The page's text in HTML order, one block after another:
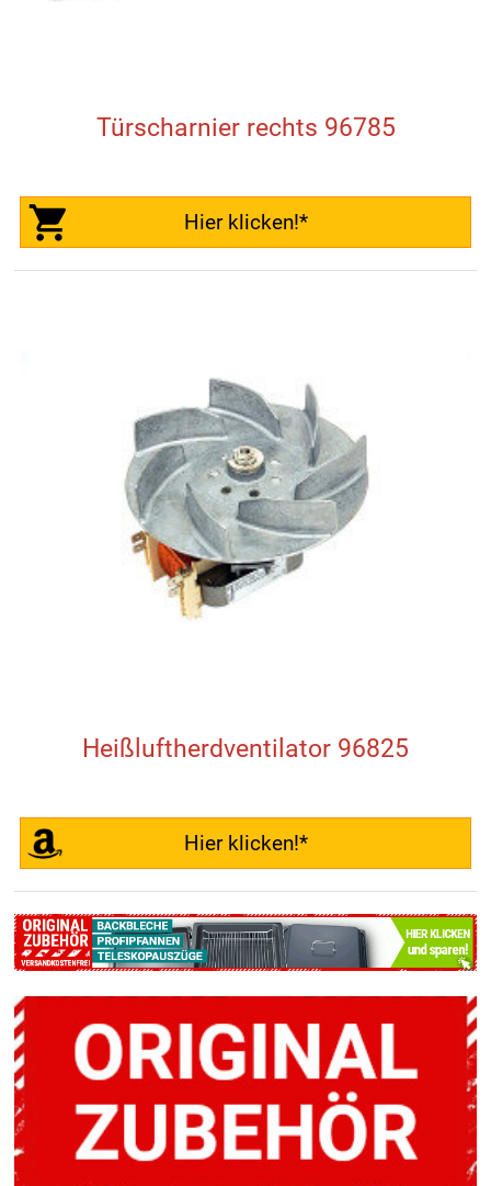
Türscharnier rechts 96785
Hier klicken!*
Heißluftherdventilator 96825
Hier klicken!*